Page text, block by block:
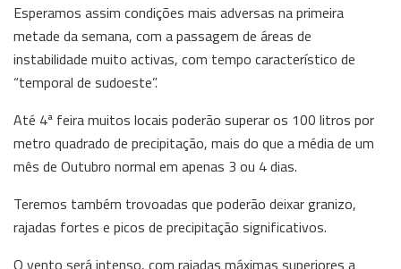
Esperamos assim condições mais adversas na primeira
metade da semana, com a passagem de áreas de
instabilidade muito activas, com tempo característico de
“temporal de sudoeste”.
Até 4ª feira muitos locais poderão superar os 100 litros por
metro quadrado de precipitação, mais do que a média de um
mês de Outubro normal em apenas 3 ou 4 dias.
Teremos também trovoadas que poderão deixar granizo,
rajadas fortes e picos de precipitação significativos.
O vento será intenso, com rajadas máximas superiores a